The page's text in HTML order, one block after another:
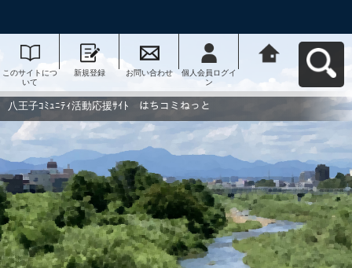
このサイトにつ
いて
新規登録 お問い合わせ
個人会員ログイ
ン
動応援ｻｲﾄ はち
コミねっとへ戻
八王子ｺﾐｭﾆﾃｨ活動応援ｻｲﾄ はちコミねっと